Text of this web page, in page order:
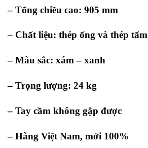
– Tổng chiều cao: 905 mm
– Chất liệu: thép ống và thép tấm
– Màu sắc: xám – xanh
– Trọng lượng: 24 kg
– Tay cầm không gập được
– Hàng Việt Nam, mới 100%